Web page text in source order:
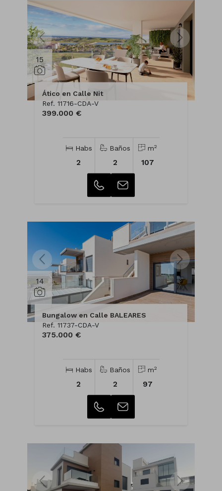
15
Ático en Calle Nit
Ref. 11716-CDA-V
399.000 €
Habs
2
Baños
2
m2
107
14
Bungalow en Calle BALEARES
Ref. 11737-CDA-V
375.000 €
Habs
2
Baños
2
m2
97